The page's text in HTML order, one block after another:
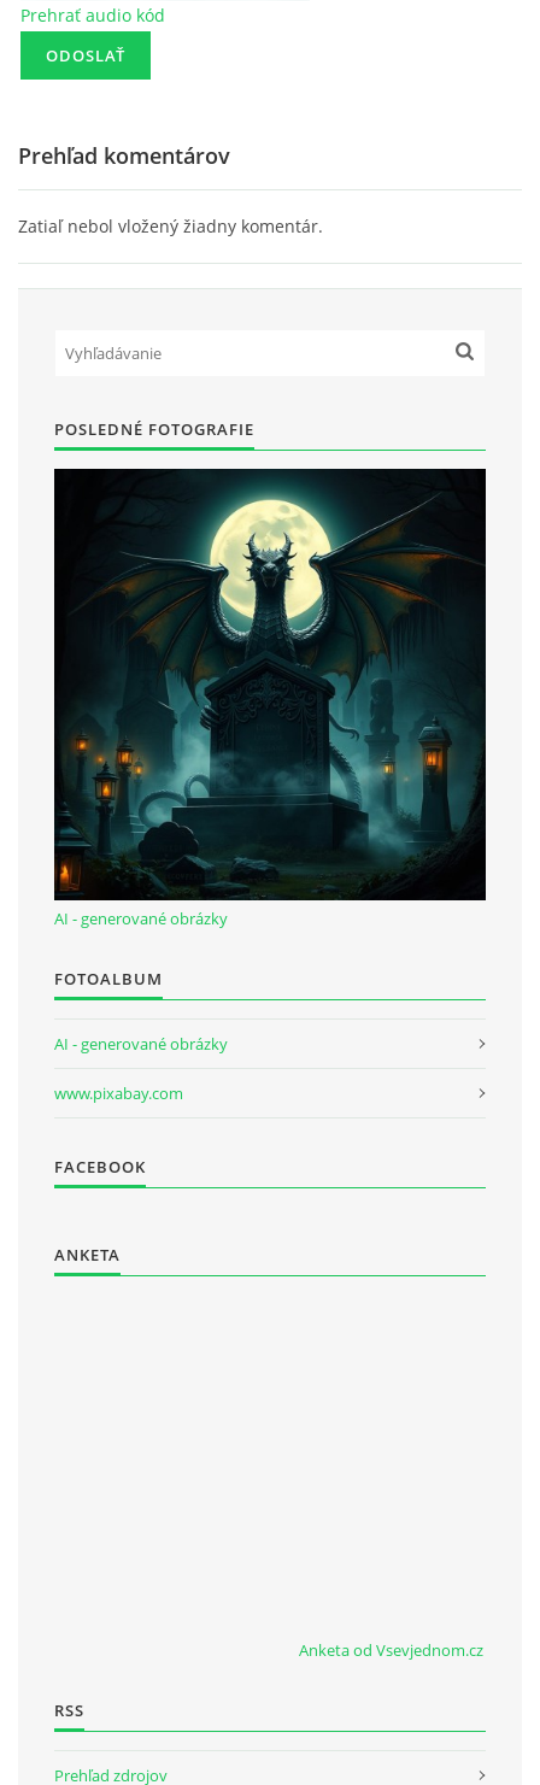
Prehrať audio kód
Prehľad komentárov
Zatiaľ nebol vložený žiadny komentár.
POSLEDNÉ FOTOGRAFIE
AI - generované obrázky
FOTOALBUM
AI - generované obrázky
www.pixabay.com
FACEBOOK
ANKETA
Anketa od Vsevjednom.cz
RSS
Prehľad zdrojov